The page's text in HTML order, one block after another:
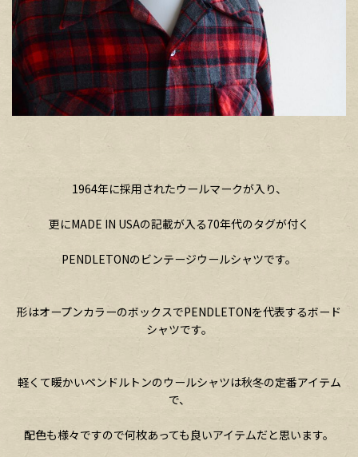
1964年に採用されたウールマークが入り、
更にMADE IN USAの記載が入る70年代のタグが付く
PENDLETONのビンテージウールシャツです。
形はオープンカラーのボックスでPENDLETONを代表するボード
シャツです。
軽くて暖かいペンドルトンのウールシャツは秋冬の定番アイテム
で、
配色も様々ですので何枚あっても良いアイテムだと思います。